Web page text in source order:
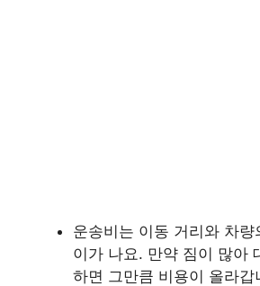
운송비는 이동 거리와 차
이가 나요. 만약 짐이 많아
하면 그만큼 비용이 올라갑